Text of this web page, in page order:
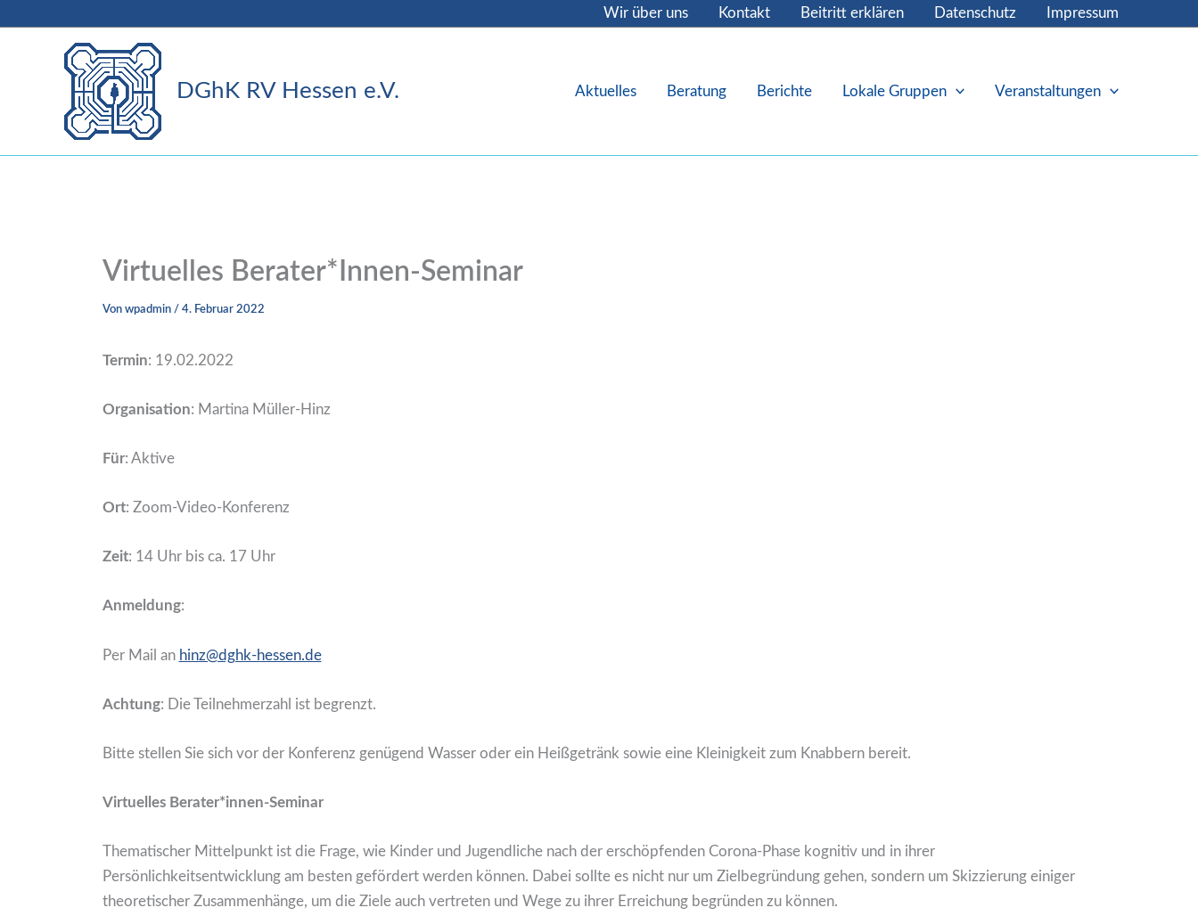
Wir über uns Kontakt Beitritt erklären Datenschutz Impressum
DGhK RV Hessen e.V. Aktuelles Beratung Berichte Lokale Gruppen Veranstaltungen
Virtuelles Berater*Innen-Seminar
Von wpadmin / 4. Februar 2022
Termin: 19.02.2022
Organisation: Martina Müller-Hinz
Für: Aktive
Ort: Zoom-Video-Konferenz
Zeit: 14 Uhr bis ca. 17 Uhr
Anmeldung:
Per Mail an hinz@dghk-hessen.de
Achtung: Die Teilnehmerzahl ist begrenzt.
Bitte stellen Sie sich vor der Konferenz genügend Wasser oder ein Heißgetränk sowie eine Kleinigkeit zum Knabbern bereit.
Virtuelles Berater*innen-Seminar
Thematischer Mittelpunkt ist die Frage, wie Kinder und Jugendliche nach der erschöpfenden Corona-Phase kognitiv und in ihrer
Persönlichkeitsentwicklung am besten gefördert werden können. Dabei sollte es nicht nur um Zielbegründung gehen, sondern um Skizzierung einiger
theoretischer Zusammenhänge, um die Ziele auch vertreten und Wege zu ihrer Erreichung begründen zu können.